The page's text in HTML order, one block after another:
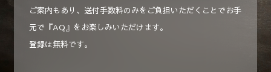
ご案内もあり、送付手数料のみをご負担いただくことでお手
元で『AQ』をお楽しみいただけます。
登録は無料です。